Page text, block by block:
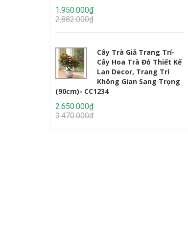
1.950.000₫
2.882.000₫
Cây Trà Giả Trang Trí-
Cây Hoa Trà Đỏ Thiết Kế
Lan Decor, Trang Trí
Không Gian Sang Trọng
(90cm)- CC1234
2.650.000₫
3.470.000₫